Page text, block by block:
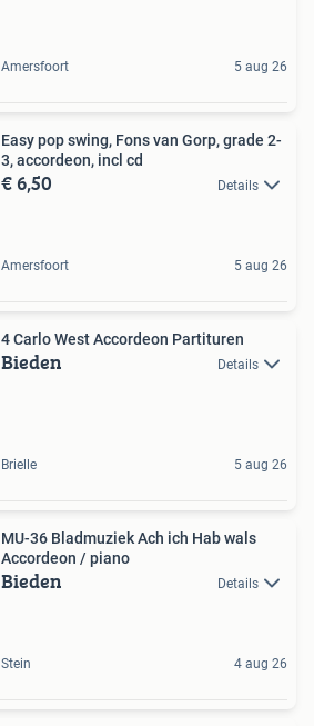
Amersfoort 5 aug 26
Easy pop swing, Fons van Gorp, grade 2-
3, accordeon, incl cd
€ 6,50 Details
Amersfoort 5 aug 26
4 Carlo West Accordeon Partituren
Bieden Details
Brielle 5 aug 26
MU-36 Bladmuziek Ach ich Hab wals
Accordeon / piano
Bieden Details
Stein 4 aug 26